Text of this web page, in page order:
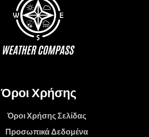
Όροι Χρήσης
Όροι Χρήσης Σελίδας
Προσωπικά Δεδομένα